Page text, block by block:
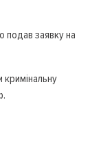
подав заявку на